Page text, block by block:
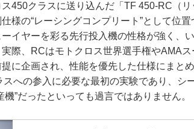
450クラスに送り込んだ「TF 450-RC（
様の“レーシングコンプリート”として位
イヤーを彩る先行投入機の性格が強く、
際、RCはモトクロス世界選手権やAMA
に企画され、性能を優先した仕様にまと
への参入に必要な最初の実験であり、シ
”だったといっても過言ではありません。